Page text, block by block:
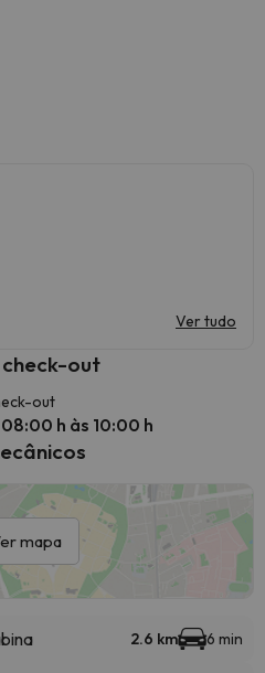
Ver tudo
out
out
h às 10:00 h
mapa
2.6 km 6 min